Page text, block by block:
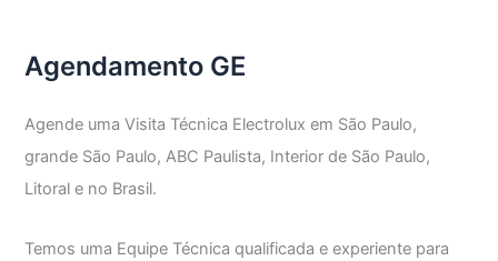
Agendamento GE
Agende uma Visita Técnica Electrolux em São Paulo,
grande São Paulo, ABC Paulista, Interior de São Paulo,
Litoral e no Brasil.
Temos uma Equipe Técnica qualificada e experiente para